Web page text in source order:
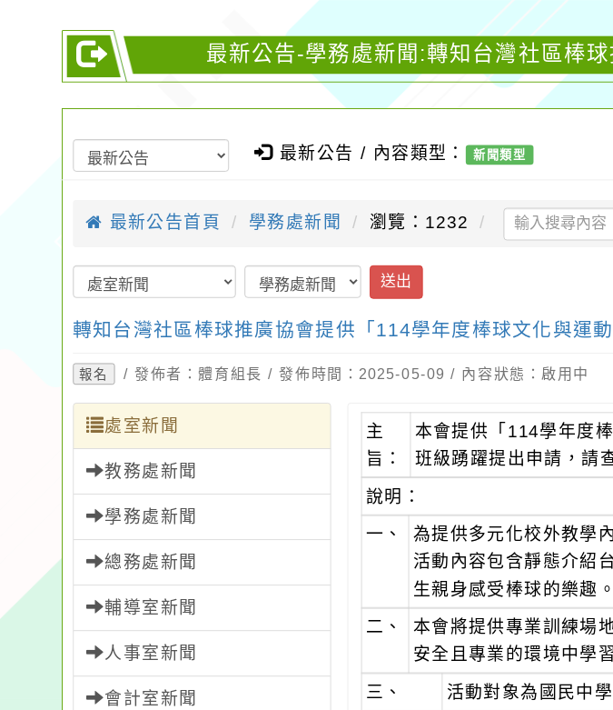
最新公告-學務處新聞:轉知台灣社區棒
最新公告 / 內容類型： 新聞類型
最新公告首頁 學務處新聞 瀏覽：1232
送出
轉知台灣社區棒球推廣協會提供「114學年度棒球文化與運
報名 / 發佈者：體育組長 / 發佈時間：2025-05-09 / 內容狀態：啟用中
處室新聞
教務處新聞
學務處新聞
總務處新聞
輔導室新聞
人事室新聞
會計室新聞
主
旨：
本會提供「114學年度
班級踴躍提出申請，請
說明：
一、
為提供多元化校外教學
活動內容包含靜態介紹
生親身感受棒球的樂趣。
二、
本會將提供專業訓練場
安全且專業的環境中學
三、
活動對象為國民中